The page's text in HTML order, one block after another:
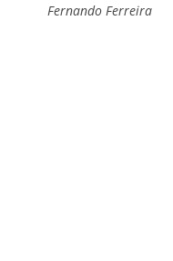
Fernando Ferreira